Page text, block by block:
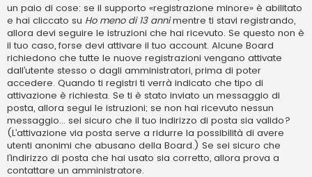
un paio di cose: se il supporto «registrazione minore» è abilitato
e hai cliccato su Ho meno di 13 annimentre ti stavi registrando,
allora devi seguire le istruzioni che hai ricevuto. Se questo non è
il tuo caso, forse devi attivare il tuo account. Alcune Board
richiedono che tutte le nuove registrazioni vengano attivate
dall’utente stesso o dagli amministratori, prima di poter
accedere. Quando ti registri ti verrà indicato che tipo di
attivazione è richiesta. Se ti è stato inviato un messaggio di
posta, allora segui le istruzioni; se non hai ricevuto nessun
messaggio... sei sicuro che il tuo indirizzo di posta sia valido?
(L’attivazione via posta serve a ridurre la possibilità di avere
utenti anonimi che abusano della Board.) Se sei sicuro che
l’indirizzo di posta che hai usato sia corretto, allora prova a
contattare un amministratore.